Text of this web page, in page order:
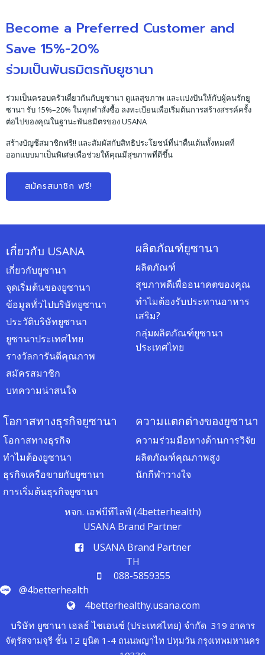
Become a Preferred Customer and
Save 15%-20%
ร่วมเป็นพันธมิตรกับยูซานา
ร่วมเป็นครอบครัวเดี่ยวกันกับยูซานา ดูแลสุขภาพ และแบ่งปันให้กับผู้คนรักยู
ซานา รับ 15%–20% ในทุกคำสั่งซื้อ ลงทะเบียนเพื่อเริ่มต้นการสร้างสรรค์ครั้ง
ต่อไปของคุณในฐานะพันธมิตรของ USANA
สร้างบัญชีสมาชิกฟรี!! และสัมผัสกับสิทธิประโยชน์ที่น่าตื่นเต้นทั้งหมดที่
ออกแบบมาเป็นพิเศษเพื่อช่วยให้คุณมีสุขภาพที่ดีขึ้น
สมัครสมาชิก ฟรี!
เกี่ยวกับ USANA
เกี่ยวกับยูซานา
จุดเริ่มต้นของยูซานา
ข้อมูลทั่วไปบริษัทยูซานา
ประวัติบริษัทยูซานา
ยูซานาประเทศไทย
รางวัลการันตีคุณภาพ
สมัครสมาชิก
บทความน่าสนใจ
ผลิตภัณฑ์ยูซานา
ผลิตภัณฑ์
สุขภาพดีเพื่ออนาคตของคุณ
ทำไมต้องรับประทานอาหาร
เสริม?
กลุ่มผลิตภัณฑ์ยูซานา
ประเทศไทย
โอกาสทางธุรกิจยูซานา
โอกาสทางธุรกิจ
ทำไมต้องยูซานา
ธุรกิจเครือขายกับยูซานา
การเริ่มต้นธุรกิจยูซานา
ความแตกต่างของยูซานา
ความร่วมมือทางด้านการวิจัย
ผลิตภัณฑ์คุณภาพสูง
นักกีฬาวางใจ
หจก. เอฟบีทีไลฟ์ (4betterhealth)
USANA Brand Partner
USANA Brand Partner
TH
088-5859355
@4betterhealth
4betterhealthy.usana.com
บริษัท ยูซานา เฮลธ์ ไชเอนซ์ (ประเทศไทย) จำกัด 319 อาคาร
จัตุรัสจามจุรี ชั้น 12 ยูนิต 1-4 ถนนพญาไท ปทุมวัน กรุงเทพมหานคร